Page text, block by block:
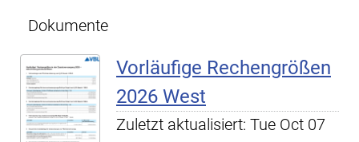
Dokumente
Vorläufige Rechengrößen
2026 West
Zuletzt aktualisiert: Tue Oct 07